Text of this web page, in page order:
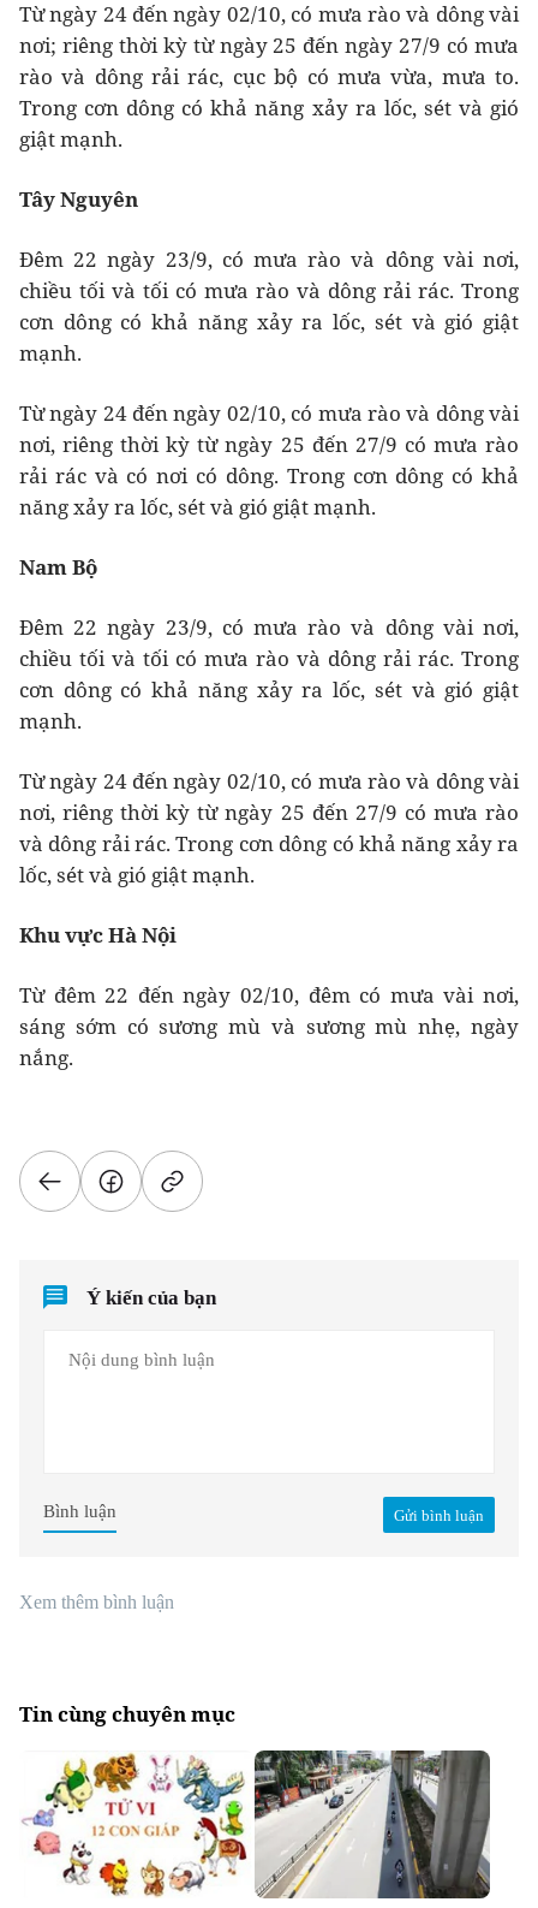
Từ ngày 24 đến ngày 02/10, có mưa rào và dông vài
nơi; riêng thời kỳ từ ngày 25 đến ngày 27/9 có mưa
rào và dông rải rác, cục bộ có mưa vừa, mưa to.
Trong cơn dông có khả năng xảy ra lốc, sét và gió
giật mạnh.
Tây Nguyên
Đêm 22 ngày 23/9, có mưa rào và dông vài nơi,
chiều tối và tối có mưa rào và dông rải rác. Trong
cơn dông có khả năng xảy ra lốc, sét và gió giật
mạnh.
Từ ngày 24 đến ngày 02/10, có mưa rào và dông vài
nơi, riêng thời kỳ từ ngày 25 đến 27/9 có mưa rào
rải rác và có nơi có dông. Trong cơn dông có khả
năng xảy ra lốc, sét và gió giật mạnh.
Nam Bộ
Đêm 22 ngày 23/9, có mưa rào và dông vài nơi,
chiều tối và tối có mưa rào và dông rải rác. Trong
cơn dông có khả năng xảy ra lốc, sét và gió giật
mạnh.
Từ ngày 24 đến ngày 02/10, có mưa rào và dông vài
nơi, riêng thời kỳ từ ngày 25 đến 27/9 có mưa rào
và dông rải rác. Trong cơn dông có khả năng xảy ra
lốc, sét và gió giật mạnh.
Khu vực Hà Nội
Từ đêm 22 đến ngày 02/10, đêm có mưa vài nơi,
sáng sớm có sương mù và sương mù nhẹ, ngày
nắng.
Ý kiến của bạn
Gửi bình luận
Bình luận
Xem thêm bình luận
Tin cùng chuyên mục